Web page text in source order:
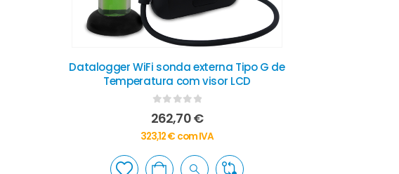
Datalogger WiFi sonda externa Tipo G de
Temperatura com visor LCD
out of 5
262,70€
323,12€ com IVA